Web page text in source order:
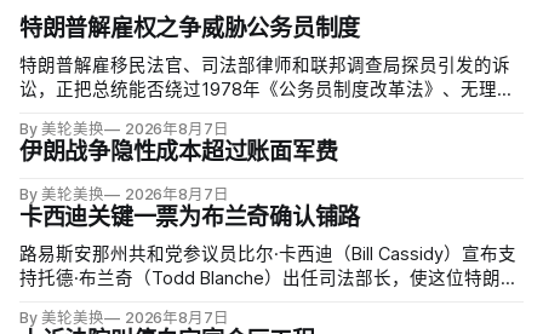
特朗普解雇权之争威胁公务员制度
特朗普解雇移民法官、司法部律师和联邦调查局探员引发的诉
讼，正把总统能否绕过1978年《公务员制度改革法》、无理由
天将全院审理两名前移民法官梅根·杰克勒（Megan Jackler）
和布兰登·贾罗赫（Brandon Jaroc…
By 美轮美换 2026年8月7日
伊朗战争隐性成本超过账面军费
By 美轮美换 2026年8月7日
卡西迪关键一票为布兰奇确认铺路
路易斯安那州共和党参议员比尔·卡西迪（Bill Cassidy）宣布支
持托德·布兰奇（Todd Blanche）出任司法部长，使这位特朗普
By 美轮美换 2026年8月7日